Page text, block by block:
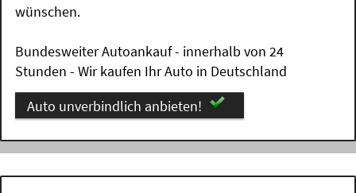
wünschen.
Bundesweiter Autoankauf - innerhalb von 24
Stunden - Wir kaufen Ihr Auto in Deutschland
Auto unverbindlich anbieten!